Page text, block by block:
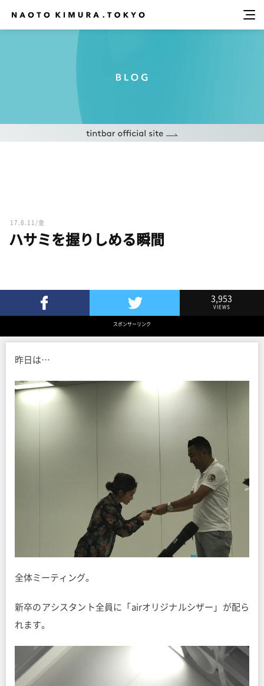
17.8.11/金
ハサミを握りしめる瞬間
Twitterでツイート
3,953
VIEWS
スポンサーリンク
昨日は…
全体ミーティング。
新卒のアシスタント全員に「airオリジナルシザー」が配ら
れます。